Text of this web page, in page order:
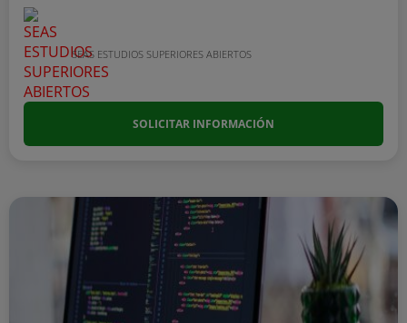
SEAS ESTUDIOS SUPERIORES ABIERTOS
SOLICITAR INFORMACIÓN